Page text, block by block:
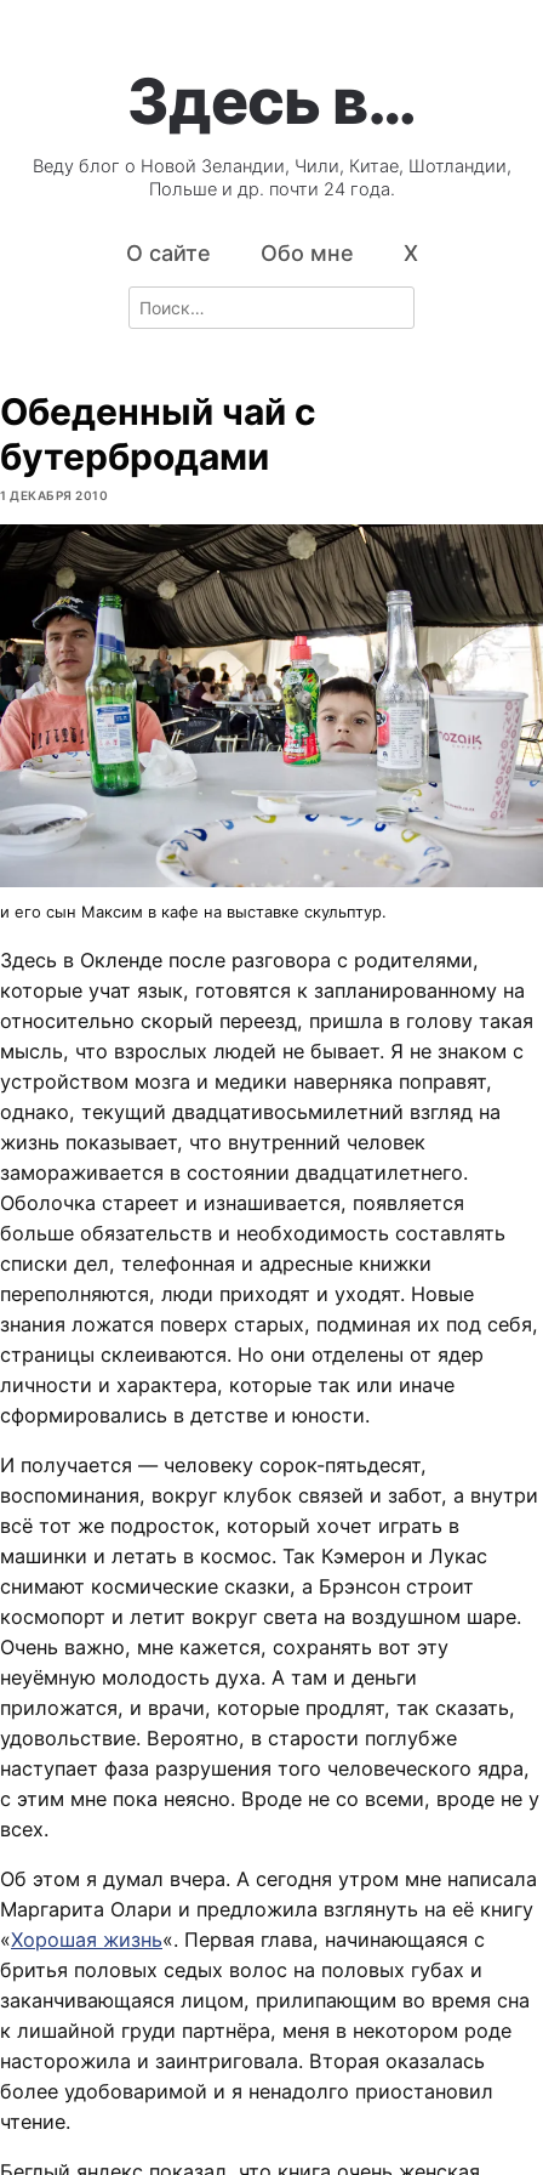
Здесь в…
Веду блог о Новой Зеландии, Чили, Китае, Шотландии,
Польше и др. почти 24 года.
О сайте Обо мне X
Search
for:
Обеденный чай с
бутербродами
1 ДЕКАБРЯ 2010
и его сын Максим в кафе на выставке скульптур.
Здесь в Окленде после разговора с родителями,
которые учат язык, готовятся к запланированному на
относительно скорый переезд, пришла в голову такая
мысль, что взрослых людей не бывает. Я не знаком с
устройством мозга и медики наверняка поправят,
однако, текущий двадцативосьмилетний взгляд на
жизнь показывает, что внутренний человек
замораживается в состоянии двадцатилетнего.
Оболочка стареет и изнашивается, появляется
больше обязательств и необходимость составлять
списки дел, телефонная и адресные книжки
переполняются, люди приходят и уходят. Новые
знания ложатся поверх старых, подминая их под себя,
страницы склеиваются. Но они отделены от ядер
личности и характера, которые так или иначе
сформировались в детстве и юности.
И получается — человеку сорок-пятьдесят,
воспоминания, вокруг клубок связей и забот, а внутри
всё тот же подросток, который хочет играть в
машинки и летать в космос. Так Кэмерон и Лукас
снимают космические сказки, а Брэнсон строит
космопорт и летит вокруг света на воздушном шаре.
Очень важно, мне кажется, сохранять вот эту
неуёмную молодость духа. А там и деньги
приложатся, и врачи, которые продлят, так сказать,
удовольствие. Вероятно, в старости поглубже
наступает фаза разрушения того человеческого ядра,
с этим мне пока неясно. Вроде не со всеми, вроде не у
всех.
Об этом я думал вчера. А сегодня утром мне написала
Маргарита Олари и предложила взглянуть на её книгу
«Хорошая жизнь«. Первая глава, начинающаяся с
бритья половых седых волос на половых губах и
заканчивающаяся лицом, прилипающим во время сна
к лишайной груди партнёра, меня в некотором роде
насторожила и заинтриговала. Вторая оказалась
более удобоваримой и я ненадолго приостановил
чтение.